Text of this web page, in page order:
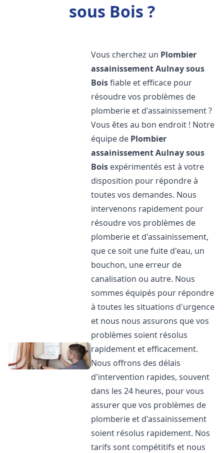
sous Bois ?
Vous cherchez un Plombier
assainissementAulnay sous
Boisfiable et efficace pour
résoudre vos problèmes de
plomberie et d'assainissement ?
Vous êtes au bon endroit ! Notre
équipe de Plombier
assainissementAulnay sous
Bois expérimentés est à votre
disposition pour répondre à
toutes vos demandes. Nous
intervenons rapidement pour
résoudre vos problèmes de
plomberie et d'assainissement,
que ce soit une fuite d'eau, un
bouchon, une erreur de
canalisation ou autre. Nous
sommes équipés pour répondre
à toutes les situations d'urgence
et nous nous assurons que vos
problèmes soient résolus
rapidement et efficacement.
Nous offrons des délais
d'intervention rapides, souvent
dans les 24 heures, pour vous
assurer que vos problèmes de
plomberie et d'assainissement
soient résolus rapidement. Nos
tarifs sont compétitifs et nous